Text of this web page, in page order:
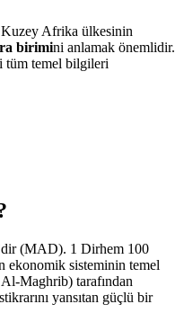
Kuzey Afrika ülkesinin
birimini anlamak önemlidir.
tüm temel bilgileri
(MAD). 1 Dirhem 100
ekonomik sisteminin temel
Al-Maghrib) tarafından
yansıtan güçlü bir